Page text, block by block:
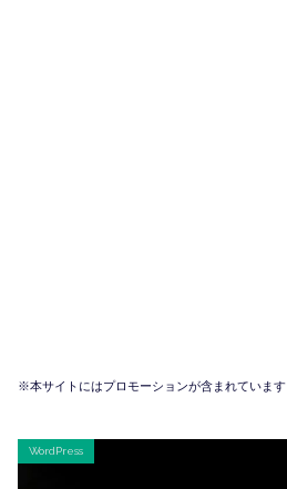
※本サイトにはプロモーションが含まれています
WordPress